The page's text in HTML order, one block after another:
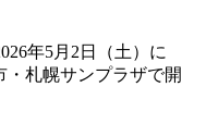
年5月2日（土）に
札幌サンプラザで開